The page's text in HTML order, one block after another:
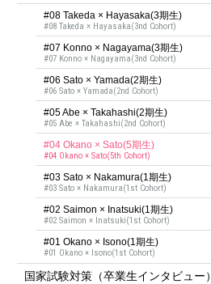
#08 Takeda × Hayasaka(3期⽣)
#08 Takeda × Hayasaka(3nd Cohort)
#07 Konno × Nagayama(3期⽣)
#07 Konno × Nagayama(3nd Cohort)
#06 Sato × Yamada(2期⽣)
#06 Sato × Yamada(2nd Cohort)
#05 Abe × Takahashi(2期⽣)
#05 Abe × Takahashi(2nd Cohort)
#04 Okano × Sato(5期生)
#04 Okano × Sato(5th Cohort)
#03 Sato × Nakamura(1期生)
#03 Sato × Nakamura(1st Cohort)
#02 Saimon × Inatsuki(1期生)
#02 Saimon × Inatsuki(1st Cohort)
#01 Okano × Isono(1期生)
#01 Okano × Isono(1st Cohort)
国家試験対策（卒業生インタビュー）